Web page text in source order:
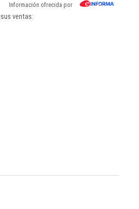
Información ofrecida por
ventas: